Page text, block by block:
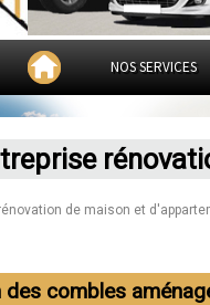
NOS SERVICES
de maison et
des combles